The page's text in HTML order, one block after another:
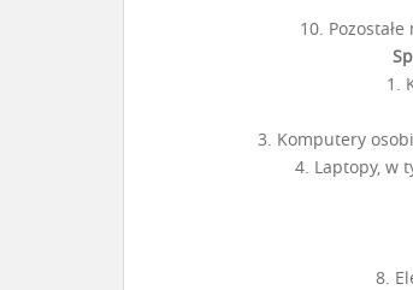
10.
1.
3. Komputery
4. Laptopy, w
8.